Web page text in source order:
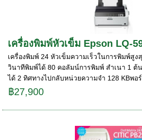
เครื่องพิมพ์หัวเข็ม Epson LQ-
เครื่องพิมพ์ 24 หัวเข็มความเร็วในการพิมพ์สูง
วินาทีพิมพ์ได้ 80 คอลัมน์การพิมพ์ สำเนา 1 ต้
ได้ 2 ทิศทางไปกลับหน่วยความจำ 128 KBพอ
฿27,900